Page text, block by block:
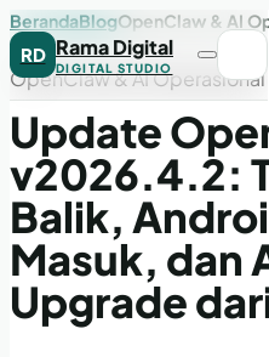
RD Rama Digital
DIGITAL STUDIO
BerandaBlogOpenClaw & AI
OpenClaw & AI Operasional
Update
v2026.4.2:
Balik,
Masuk, dan
Upgrade